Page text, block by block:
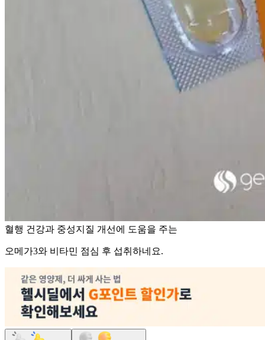
혈행 건강과 중성지질 개선에 도움을 주는
오메가3와 비타민 점심 후 섭취하네요.